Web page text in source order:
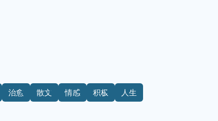
治愈 散文 情感 积极 人生